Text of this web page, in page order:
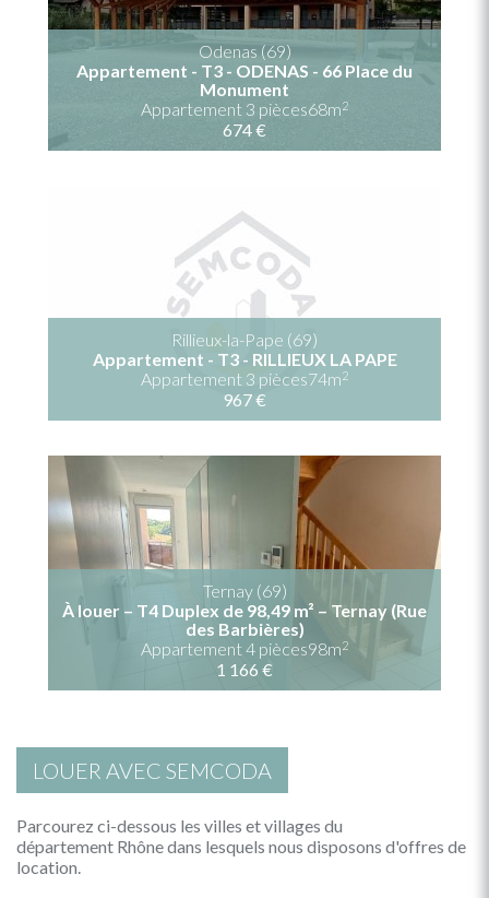
Odenas (69)
Appartement - T3 - ODENAS - 66 Place du
Monument
Appartement 3 pièces68m2
674 €
Rillieux-la-Pape (69)
Appartement - T3 - RILLIEUX LA PAPE
Appartement 3 pièces74m2
967 €
Ternay (69)
À louer – T4 Duplex de 98,49 m² – Ternay (Rue
des Barbières)
Appartement 4 pièces98m2
1 166 €
LOUER AVEC SEMCODA
Parcourez ci-dessous les villes et villages du
département Rhône dans lesquels nous disposons d'offres de
location.